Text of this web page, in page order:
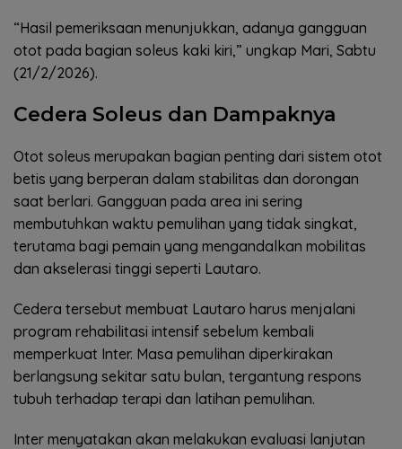
“Hasil pemeriksaan menunjukkan, adanya gangguan
otot pada bagian soleus kaki kiri,” ungkap Mari, Sabtu
(21/2/2026).
Cedera Soleus dan Dampaknya
Otot soleus merupakan bagian penting dari sistem otot
betis yang berperan dalam stabilitas dan dorongan
saat berlari. Gangguan pada area ini sering
membutuhkan waktu pemulihan yang tidak singkat,
terutama bagi pemain yang mengandalkan mobilitas
dan akselerasi tinggi seperti Lautaro.
Cedera tersebut membuat Lautaro harus menjalani
program rehabilitasi intensif sebelum kembali
memperkuat Inter. Masa pemulihan diperkirakan
berlangsung sekitar satu bulan, tergantung respons
tubuh terhadap terapi dan latihan pemulihan.
Inter menyatakan akan melakukan evaluasi lanjutan